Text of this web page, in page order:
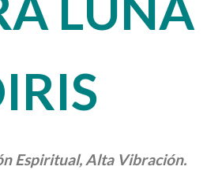
Espiritual, Alta Vibración.